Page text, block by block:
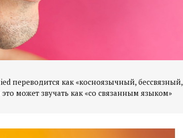
переводится как «косноязычный, бессвязный,
может звучать как «со связанным языком»